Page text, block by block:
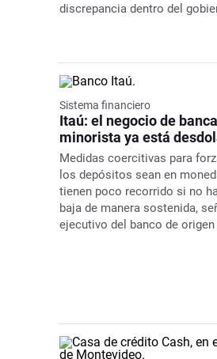
discrepancia dentro del
Sistema financiero
Itaú: el negocio de banca
minorista ya está
Medidas coercitivas para
los depósitos sean en
tienen poco recorrido si no
baja de manera sostenida,
ejecutivo del banco de